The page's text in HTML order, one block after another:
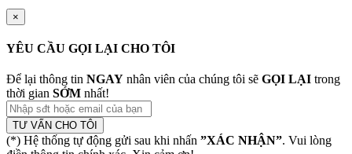
×
YÊU CẦU GỌI LẠI CHO TÔI
Để lại thông tin NGAY nhân viên của chúng tôi sẽ GỌI LẠI trong
thời gian SỚM nhất!
TƯ VẤN CHO TÔI
(*) Hệ thống tự động gửi sau khi nhấn ”XÁC NHẬN”. Vui lòng